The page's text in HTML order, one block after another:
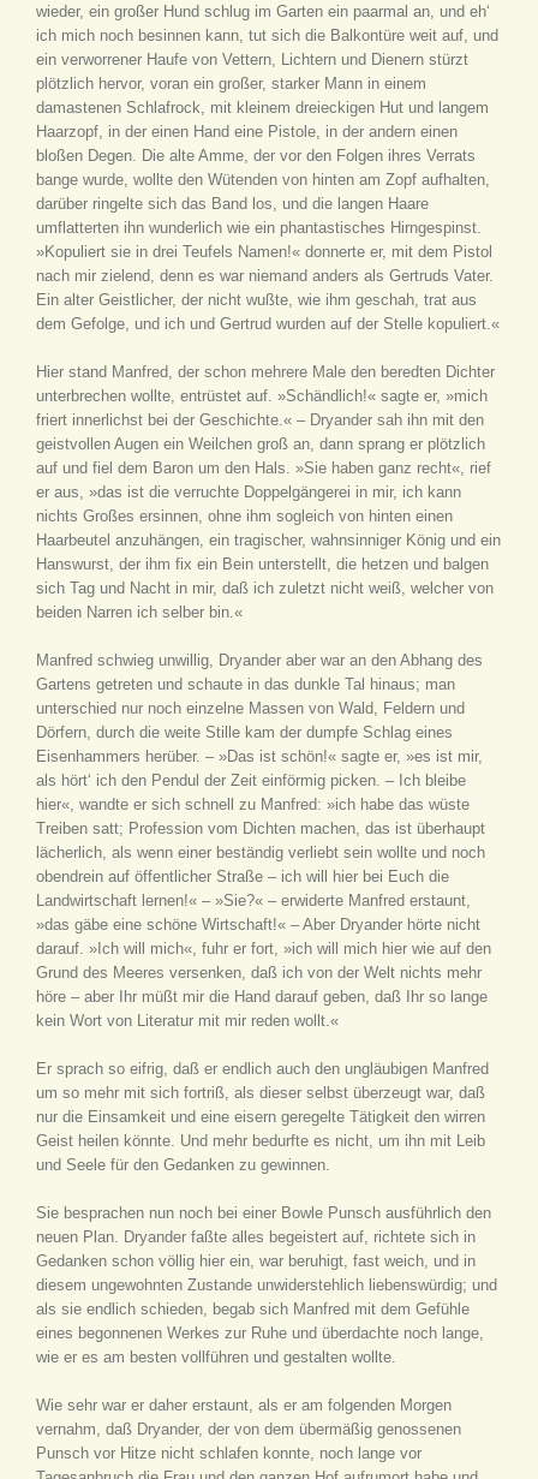
wieder, ein großer Hund schlug im Garten ein paarmal an, und eh‘
ich mich noch besinnen kann, tut sich die Balkontüre weit auf, und
ein verworrener Haufe von Vettern, Lichtern und Dienern stürzt
plötzlich hervor, voran ein großer, starker Mann in einem
damastenen Schlafrock, mit kleinem dreieckigen Hut und langem
Haarzopf, in der einen Hand eine Pistole, in der andern einen
bloßen Degen. Die alte Amme, der vor den Folgen ihres Verrats
bange wurde, wollte den Wütenden von hinten am Zopf aufhalten,
darüber ringelte sich das Band los, und die langen Haare
umflatterten ihn wunderlich wie ein phantastisches Hirngespinst.
»Kopuliert sie in drei Teufels Namen!« donnerte er, mit dem Pistol
nach mir zielend, denn es war niemand anders als Gertruds Vater.
Ein alter Geistlicher, der nicht wußte, wie ihm geschah, trat aus
dem Gefolge, und ich und Gertrud wurden auf der Stelle kopuliert.«
Hier stand Manfred, der schon mehrere Male den beredten Dichter
unterbrechen wollte, entrüstet auf. »Schändlich!« sagte er, »mich
friert innerlichst bei der Geschichte.« – Dryander sah ihn mit den
geistvollen Augen ein Weilchen groß an, dann sprang er plötzlich
auf und fiel dem Baron um den Hals. »Sie haben ganz recht«, rief
er aus, »das ist die verruchte Doppelgängerei in mir, ich kann
nichts Großes ersinnen, ohne ihm sogleich von hinten einen
Haarbeutel anzuhängen, ein tragischer, wahnsinniger König und ein
Hanswurst, der ihm fix ein Bein unterstellt, die hetzen und balgen
sich Tag und Nacht in mir, daß ich zuletzt nicht weiß, welcher von
beiden Narren ich selber bin.«
Manfred schwieg unwillig, Dryander aber war an den Abhang des
Gartens getreten und schaute in das dunkle Tal hinaus; man
unterschied nur noch einzelne Massen von Wald, Feldern und
Dörfern, durch die weite Stille kam der dumpfe Schlag eines
Eisenhammers herüber. – »Das ist schön!« sagte er, »es ist mir,
als hört‘ ich den Pendul der Zeit einförmig picken. – Ich bleibe
hier«, wandte er sich schnell zu Manfred: »ich habe das wüste
Treiben satt; Profession vom Dichten machen, das ist überhaupt
lächerlich, als wenn einer beständig verliebt sein wollte und noch
obendrein auf öffentlicher Straße – ich will hier bei Euch die
Landwirtschaft lernen!« – »Sie?« – erwiderte Manfred erstaunt,
»das gäbe eine schöne Wirtschaft!« – Aber Dryander hörte nicht
darauf. »Ich will mich«, fuhr er fort, »ich will mich hier wie auf den
Grund des Meeres versenken, daß ich von der Welt nichts mehr
höre – aber Ihr müßt mir die Hand darauf geben, daß Ihr so lange
kein Wort von Literatur mit mir reden wollt.«
Er sprach so eifrig, daß er endlich auch den ungläubigen Manfred
um so mehr mit sich fortriß, als dieser selbst überzeugt war, daß
nur die Einsamkeit und eine eisern geregelte Tätigkeit den wirren
Geist heilen könnte. Und mehr bedurfte es nicht, um ihn mit Leib
und Seele für den Gedanken zu gewinnen.
Sie besprachen nun noch bei einer Bowle Punsch ausführlich den
neuen Plan. Dryander faßte alles begeistert auf, richtete sich in
Gedanken schon völlig hier ein, war beruhigt, fast weich, und in
diesem ungewohnten Zustande unwiderstehlich liebenswürdig; und
als sie endlich schieden, begab sich Manfred mit dem Gefühle
eines begonnenen Werkes zur Ruhe und überdachte noch lange,
wie er es am besten vollführen und gestalten wollte.
Wie sehr war er daher erstaunt, als er am folgenden Morgen
vernahm, daß Dryander, der von dem übermäßig genossenen
Punsch vor Hitze nicht schlafen konnte, noch lange vor